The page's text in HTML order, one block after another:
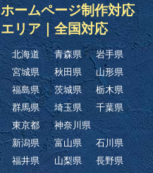
ホームページ制作対応
エリア｜全国対応
北海道 青森県
岩手県
宮城県
秋田県
山形県
福島県
茨城県
栃木県
群馬県
埼玉県
千葉県
東京都
神奈川県
新潟県
富山県
石川県
福井県
山梨県
長野県